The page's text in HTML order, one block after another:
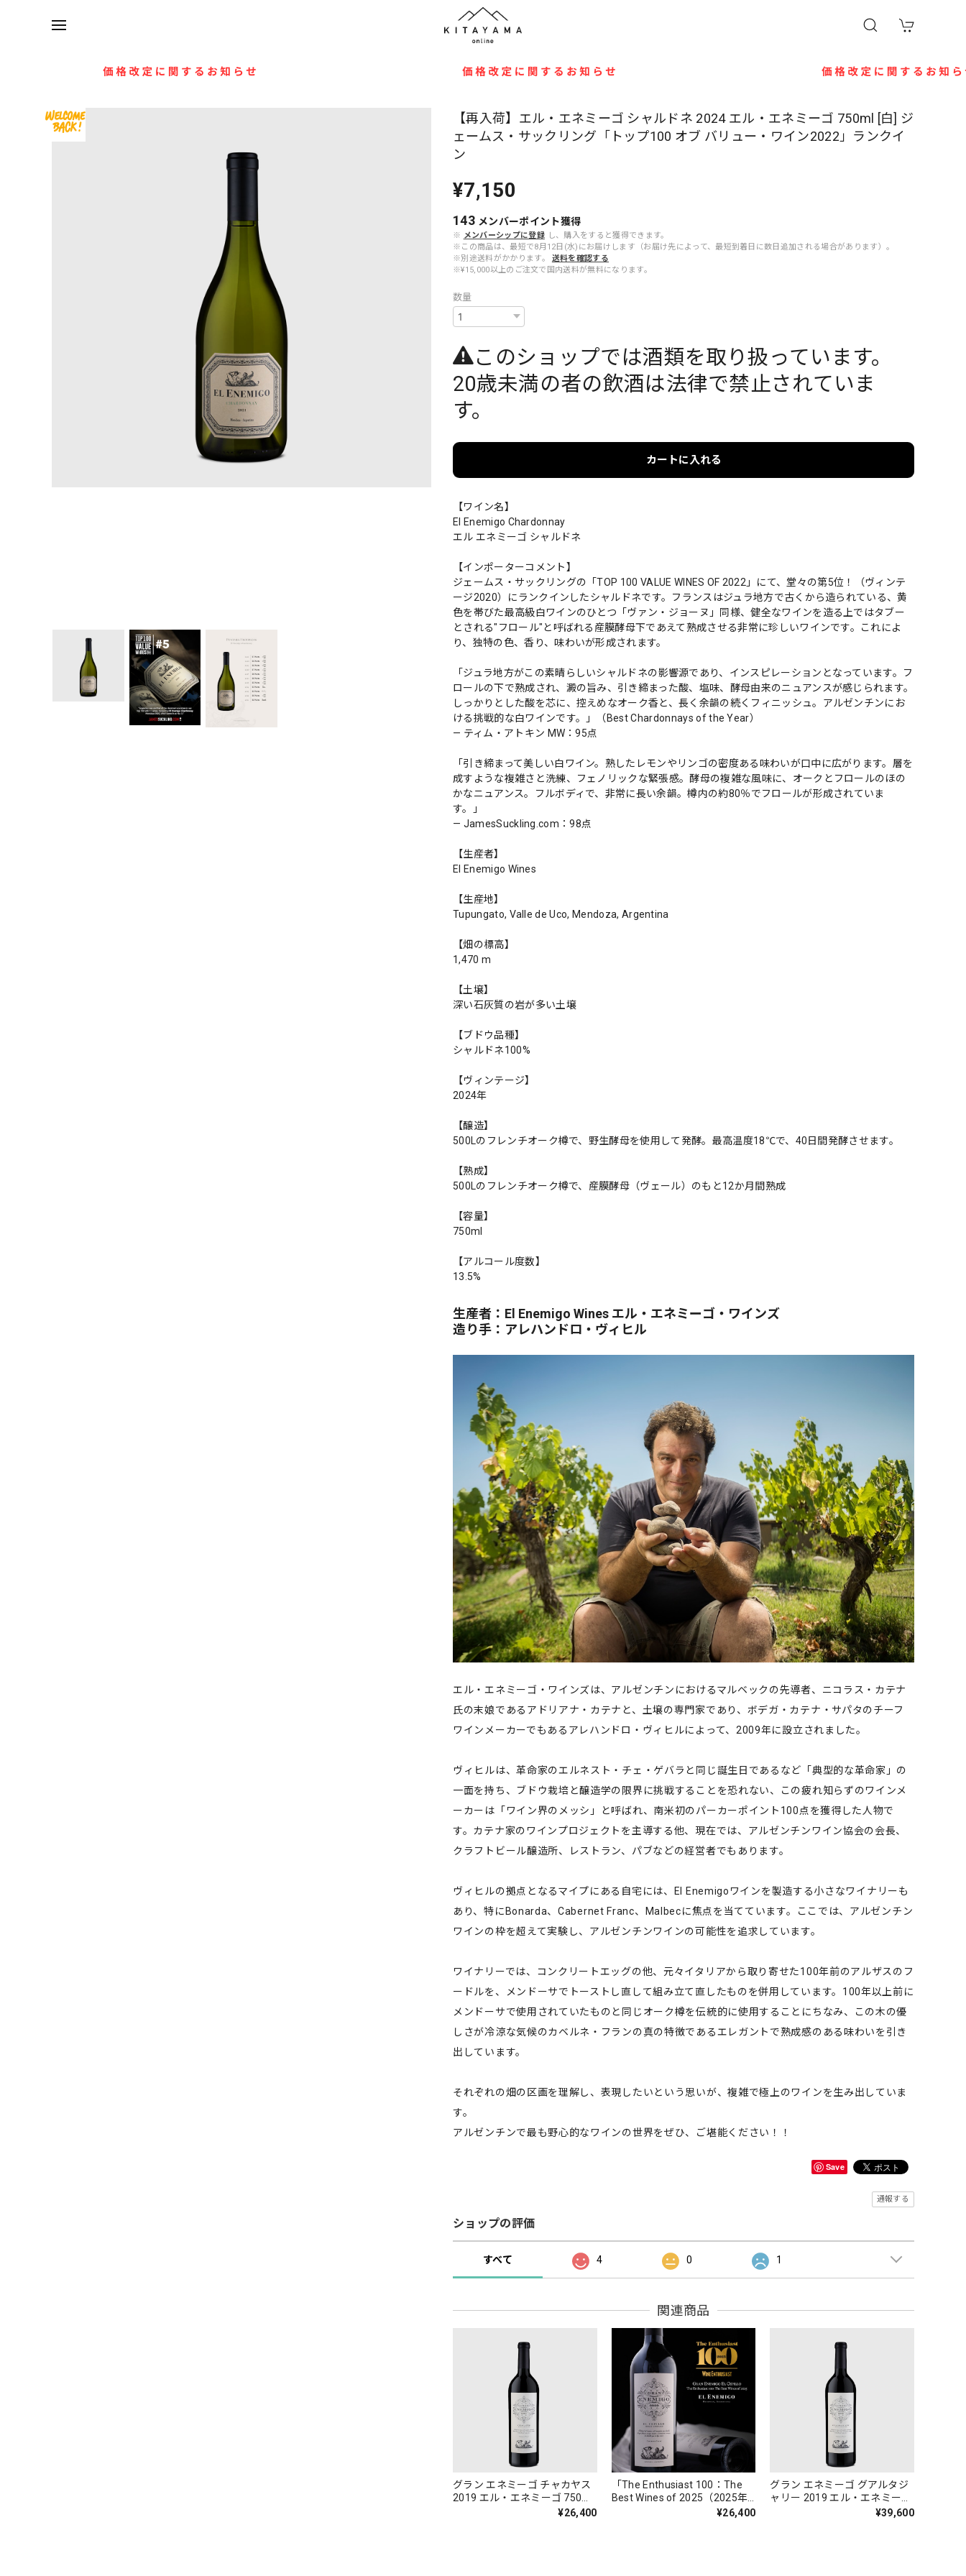
【再入荷】エル・エネミーゴ シャルドネ 2024 エル・エネミーゴ 750ml [白] ジ
ェームス・サックリング「トップ100 オブ バリュー・ワイン2022」ランクイ
ン
¥7,150
143 メンバーポイント獲得
※ メンバーシップに登録 し、購入をすると獲得できます。
※この商品は、最短で8月12日(水)にお届けします（お届け先によって、最短到着日に数日追加される場合があります）。
※別途送料がかかります。
送料を確認する
※¥15,000以上のご注文で国内送料が無料になります。
数量
このショップでは酒類を取り扱っています。
20歳未満の者の飲酒は法律で禁止されていま
す。
カートに入れる
【ワイン名】
El Enemigo Chardonnay
エル エネミーゴ シャルドネ
【インポーターコメント】
ジェームス・サックリングの「TOP 100 VALUE WINES OF 2022」にて、堂々の第5位！（ヴィンテ
ージ2020）にランクインしたシャルドネです。フランスはジュラ地方で古くから造られている、黄
色を帯びた最高級白ワインのひとつ「ヴァン・ジョーヌ」同様、健全なワインを造る上ではタブー
とされる"フロール"と呼ばれる産膜酵母下であえて熟成させる非常に珍しいワインです。これによ
り、独特の色、香り、味わいが形成されます。
「ジュラ地方がこの素晴らしいシャルドネの影響源であり、インスピレーションとなっています。フ
ロールの下で熟成され、澱の旨み、引き締まった酸、塩味、酵母由来のニュアンスが感じられます。
しっかりとした酸を芯に、控えめなオーク香と、長く余韻の続くフィニッシュ。アルゼンチンにお
ける挑戦的な白ワインです。」（Best Chardonnays of the Year）
— ティム・アトキン MW：95点
「引き締まって美しい白ワイン。熟したレモンやリンゴの密度ある味わいが口中に広がります。層を
成すような複雑さと洗練、フェノリックな緊張感。酵母の複雑な風味に、オークとフロールのほの
かなニュアンス。フルボディで、非常に長い余韻。樽内の約80％でフロールが形成されていま
す。」
— JamesSuckling.com：98点
【生産者】
El Enemigo Wines
【生産地】
Tupungato, Valle de Uco, Mendoza, Argentina
【畑の標高】
1,470 m
【土壌】
深い石灰質の岩が多い土壌
【ブドウ品種】
シャルドネ100%
【ヴィンテージ】
2024年
【醸造】
500Lのフレンチオーク樽で、野生酵母を使用して発酵。最高温度18℃で、40日間発酵させます。
【熟成】
500Lのフレンチオーク樽で、産膜酵母（ヴェール）のもと12か月間熟成
【容量】
750ml
【アルコール度数】
13.5%
生産者：El Enemigo Wines エル・エネミーゴ・ワインズ
造り手：アレハンドロ・ヴィヒル
エル・エネミーゴ・ワインズは、アルゼンチンにおけるマルベックの先導者、ニコラス・カテナ
氏の末娘であるアドリアナ・カテナと、土壌の専門家であり、ボデガ・カテナ・サパタのチーフ
ワインメーカーでもあるアレハンドロ・ヴィヒルによって、2009年に設立されました。
ヴィヒルは、革命家のエルネスト・チェ・ゲバラと同じ誕生日であるなど「典型的な革命家」の
一面を持ち、ブドウ栽培と醸造学の限界に挑戦することを恐れない、この疲れ知らずのワインメ
ーカーは「ワイン界のメッシ」と呼ばれ、南米初のパーカーポイント100点を獲得した人物で
す。カテナ家のワインプロジェクトを主導する他、現在では、アルゼンチンワイン協会の会長、
クラフトビール醸造所、レストラン、パブなどの経営者でもあります。
ヴィヒルの拠点となるマイプにある自宅には、El Enemigoワインを製造する小さなワイナリーも
あり、特にBonarda、Cabernet Franc、Malbecに焦点を当てています。ここでは、アルゼンチン
ワインの枠を超えて実験し、アルゼンチンワインの可能性を追求しています。
ワイナリーでは、コンクリートエッグの他、元々イタリアから取り寄せた100年前のアルザスのフ
ードルを、メンドーサでトーストし直して組み立て直したものを併用しています。100年以上前に
メンドーサで使用されていたものと同じオーク樽を伝統的に使用することにちなみ、この木の優
しさが冷涼な気候のカベルネ・フランの真の特徴であるエレガントで熟成感のある味わいを引き
出しています。
それぞれの畑の区画を理解し、表現したいという思いが、複雑で極上のワインを生み出していま
す。
アルゼンチンで最も野心的なワインの世界をぜひ、ご堪能ください！！
Save
通報する
ショップの評価
すべて 4 0 1
関連商品
グラン エネミーゴ チャカヤス
2019 エル・エネミーゴ 750ml
¥26,400
「The Enthusiast 100：The
Best Wines of 2025（2025年
の ベストワイン）」に選出 グ
¥26,400
グラン エネミーゴ グアルタジ
ャリー 2019 エル・エネミーゴ
750ml パーカーポイント100点
¥39,600